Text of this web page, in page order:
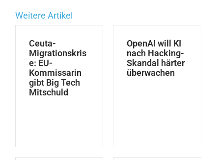
Weitere Artikel
Ceuta-
Migrationskris
e: EU-
Kommissarin
gibt Big Tech
Mitschuld
OpenAI will KI
nach Hacking-
Skandal härter
überwachen